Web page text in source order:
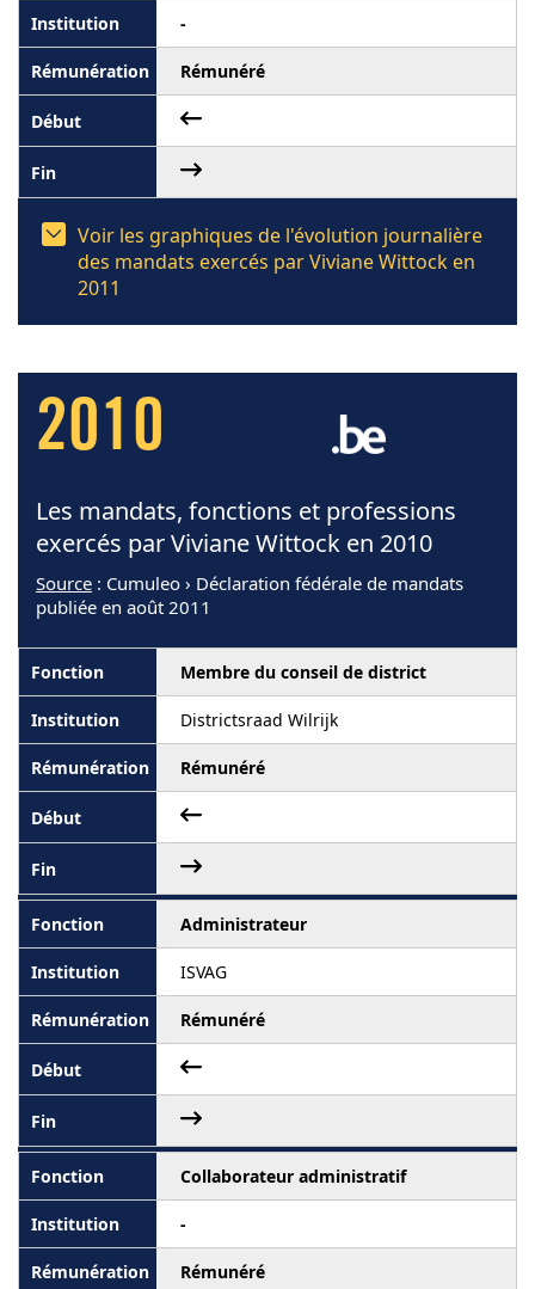
-
Rémunéré
Voir les graphiques de l'évolution journalière
des mandats exercés par Viviane Wittock en
2011
2010
Les mandats, fonctions et professions
exercés par Viviane Wittock en 2010
Source : Cumuleo › Déclaration fédérale de mandats
publiée en août 2011
Membre du conseil de district
Districtsraad Wilrijk
Rémunéré
Administrateur
ISVAG
Rémunéré
Collaborateur administratif
-
Rémunéré